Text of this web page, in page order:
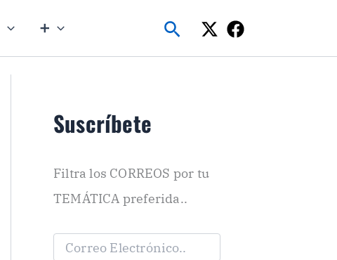
➕ Buscar
Suscríbete
Filtra los CORREOS por tu
TEMÁTICA preferida..
C